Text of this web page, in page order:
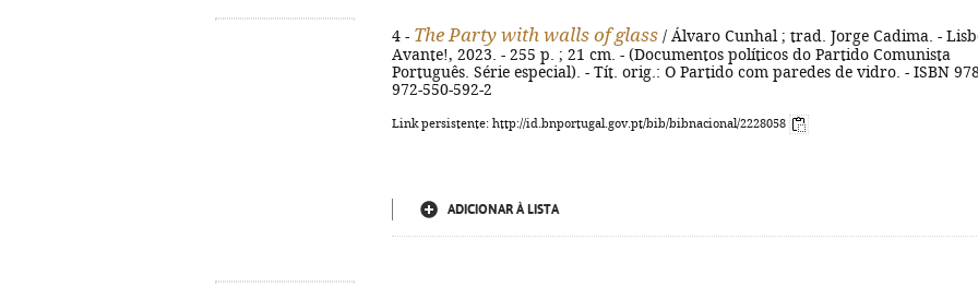
4 - The Party with walls of glass / Álvaro Cunhal ; trad. Jorge Cadima. -
Avante!, 2023. - 255 p. ; 21 cm. - (Documentos políticos do Partido Comunista
Português. Série especial). - Tít. orig.: O Partido com paredes de vidro. - ISBN
972-550-592-2
Link persistente: http://id.bnportugal.gov.pt/bib/bibnacional/2228058
ADICIONAR À LISTA